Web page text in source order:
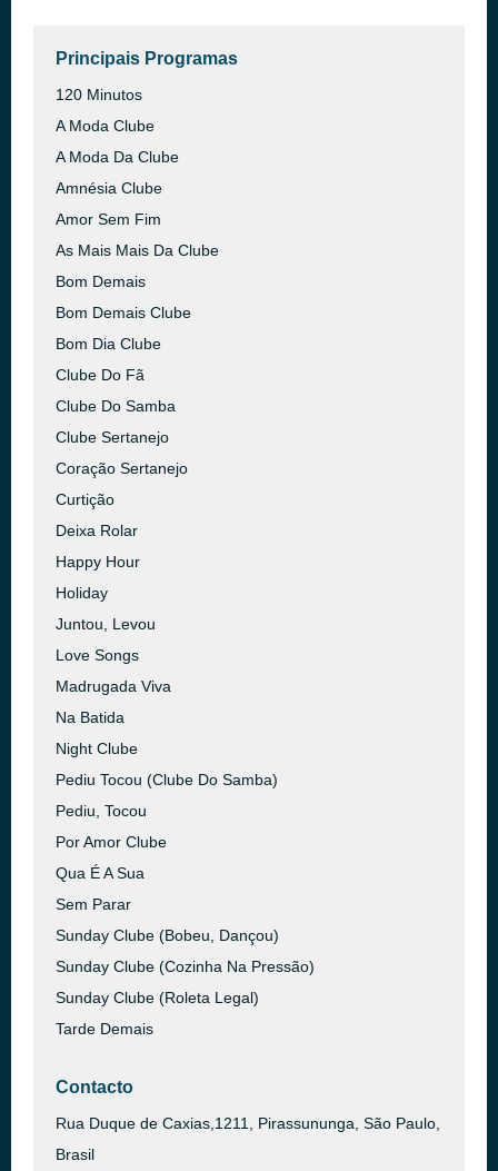
Principais Programas
120 Minutos
A Moda Clube
A Moda Da Clube
Amnésia Clube
Amor Sem Fim
As Mais Mais Da Clube
Bom Demais
Bom Demais Clube
Bom Dia Clube
Clube Do Fã
Clube Do Samba
Clube Sertanejo
Coração Sertanejo
Curtição
Deixa Rolar
Happy Hour
Holiday
Juntou, Levou
Love Songs
Madrugada Viva
Na Batida
Night Clube
Pediu Tocou (Clube Do Samba)
Pediu, Tocou
Por Amor Clube
Qua É A Sua
Sem Parar
Sunday Clube (Bobeu, Dançou)
Sunday Clube (Cozinha Na Pressão)
Sunday Clube (Roleta Legal)
Tarde Demais
Contacto
Rua Duque de Caxias,1211, Pirassununga, São Paulo,
Brasil